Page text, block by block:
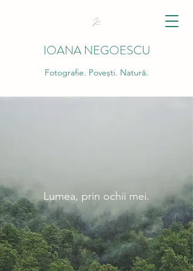
IOANA NEGOESCU
Fotografie. Povești. Natură.
Lumea, prin ochii mei.